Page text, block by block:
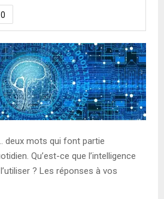
0
deux mots qui font partie
Qu’est-ce que l’intelligence
? Les réponses à vos